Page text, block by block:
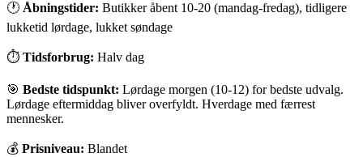
🕐 Åbningstider: Butikker åbent 10-20 (mandag-fredag), tidligere
lukketid lørdage, lukket søndage
⏱ Tidsforbrug: Halv dag
🎯 Bedste tidspunkt: Lørdage morgen (10-12) for bedste udvalg.
Lørdage eftermiddag bliver overfyldt. Hverdage med færrest
mennesker.
💰 Prisniveau: Blandet